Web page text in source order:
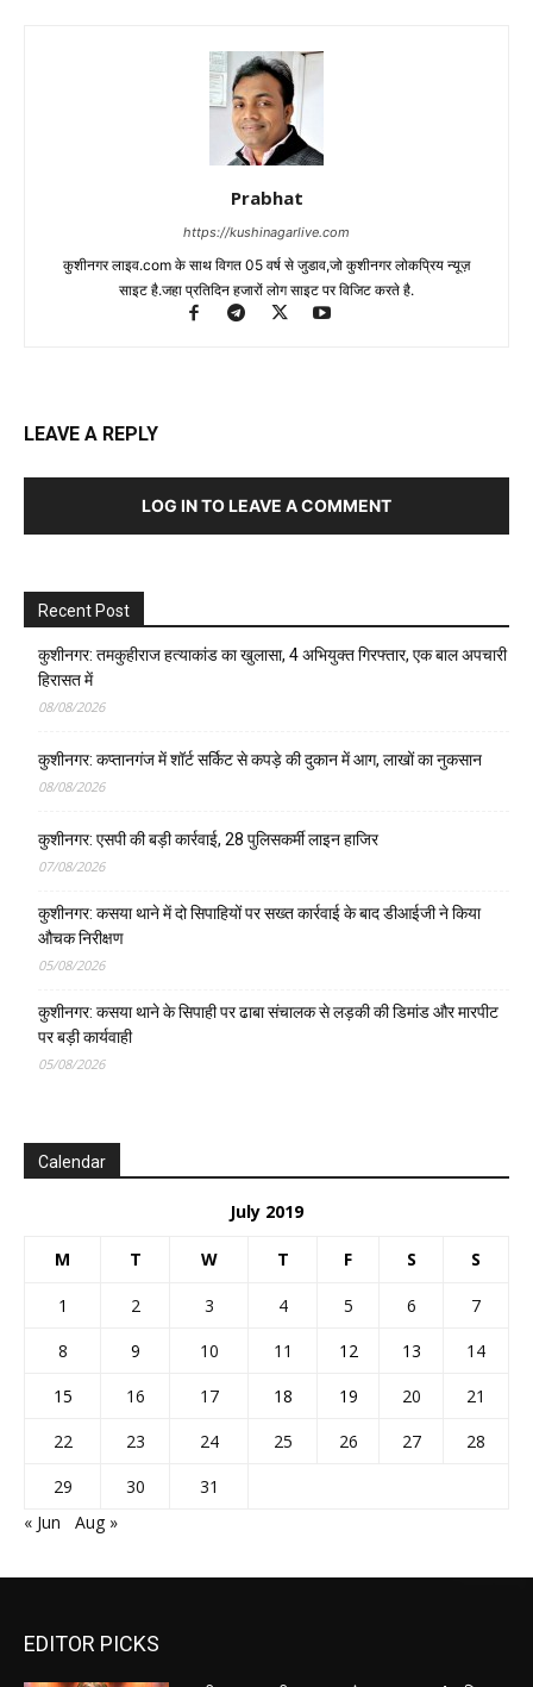
Prabhat
https://kushinagarlive.com
कुशीनगर लाइव.com के साथ विगत 05 वर्ष से जुडाव,जो कुशीनगर लोकप्रिय न्यूज़
साइट है.जहा प्रतिदिन हजारों लोग साइट पर विजिट करते है.
LEAVE A REPLY
LOG IN TO LEAVE A COMMENT
Recent Post
कुशीनगर: तमकुहीराज हत्याकांड का खुलासा, 4 अभियुक्त गिरफ्तार, एक बाल अपचारी
हिरासत में
08/08/2026
कुशीनगर: कप्तानगंज में शॉर्ट सर्किट से कपड़े की दुकान में आग, लाखों का नुकसान
08/08/2026
कुशीनगर: एसपी की बड़ी कार्रवाई, 28 पुलिसकर्मी लाइन हाजिर
07/08/2026
कुशीनगर: कसया थाने में दो सिपाहियों पर सख्त कार्रवाई के बाद डीआईजी ने किया
औचक निरीक्षण
05/08/2026
कुशीनगर: कसया थाने के सिपाही पर ढाबा संचालक से लड़की की डिमांड और मारपीट
पर बड़ी कार्यवाही
05/08/2026
Calendar
July 2019
M T W T F S S
1 2 3 4 5 6
7
8
9 10 11 12 13
14
15
16 17 18 19 20
21
22
23 24 25 26 27
28
29
30
31
« Jun
Aug »
EDITOR PICKS